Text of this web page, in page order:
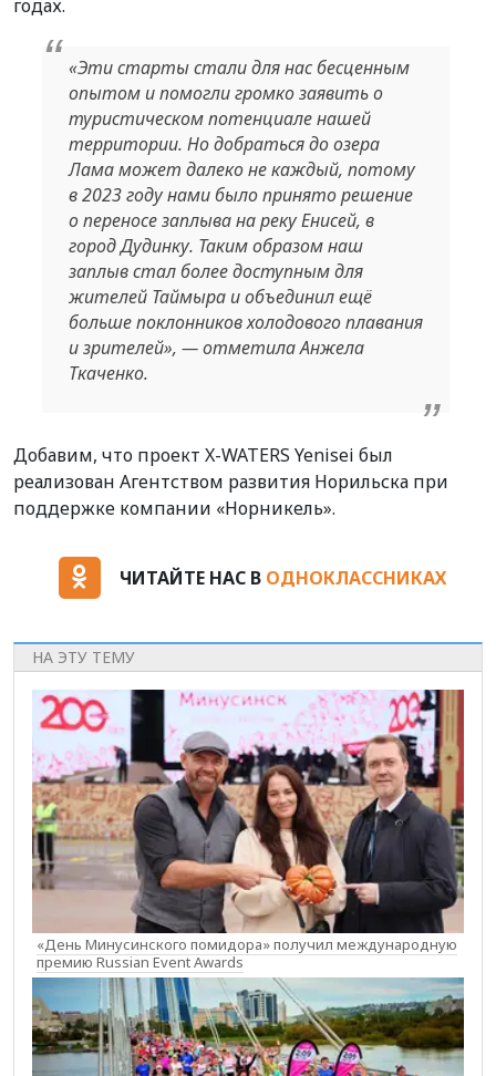
годах.
«Эти старты стали для нас бесценным
опытом и помогли громко заявить о
туристическом потенциале нашей
территории. Но добраться до озера
Лама может далеко не каждый, потому
в 2023 году нами было принято решение
о переносе заплыва на реку Енисей, в
город Дудинку. Таким образом наш
заплыв стал более доступным для
жителей Таймыра и объединил ещё
больше поклонников холодового плавания
и зрителей», — отметила Анжела
Ткаченко.
Добавим, что проект X-WATERS Yenisei был
реализован Агентством развития Норильска при
поддержке компании «Норникель».
ЧИТАЙТЕ НАС В ОДНОКЛАССНИКАХ
НА ЭТУ ТЕМУ
«День Минусинского помидора» получил международную
премию Russian Event Awards